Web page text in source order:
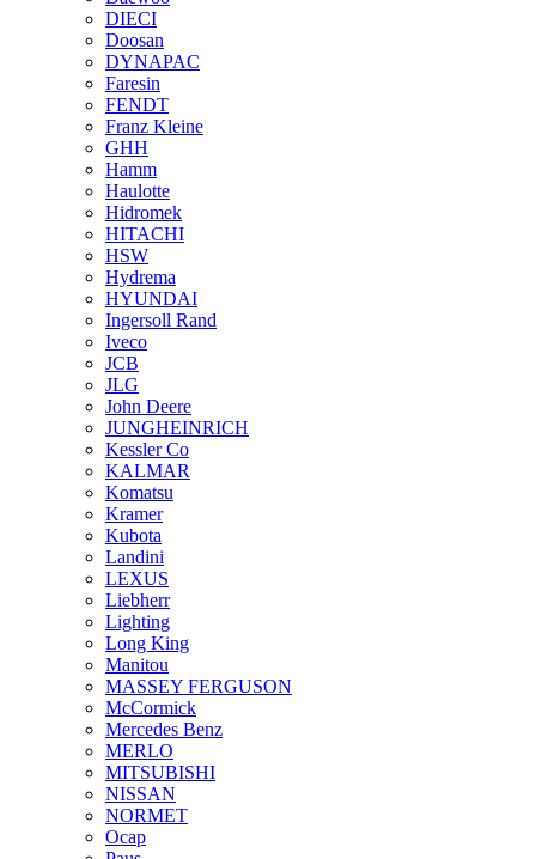
DIECI
Doosan
DYNAPAC
Faresin
FENDT
Franz Kleine
GHH
Hamm
Haulotte
Hidromek
HITACHI
HSW
Hydrema
HYUNDAI
Ingersoll Rand
Iveco
JCB
JLG
John Deere
JUNGHEINRICH
Kessler Co
KALMAR
Komatsu
Kramer
Kubota
Landini
LEXUS
Liebherr
Lighting
Long King
Manitou
MASSEY FERGUSON
McCormick
Mercedes Benz
MERLO
MITSUBISHI
NISSAN
NORMET
Ocap